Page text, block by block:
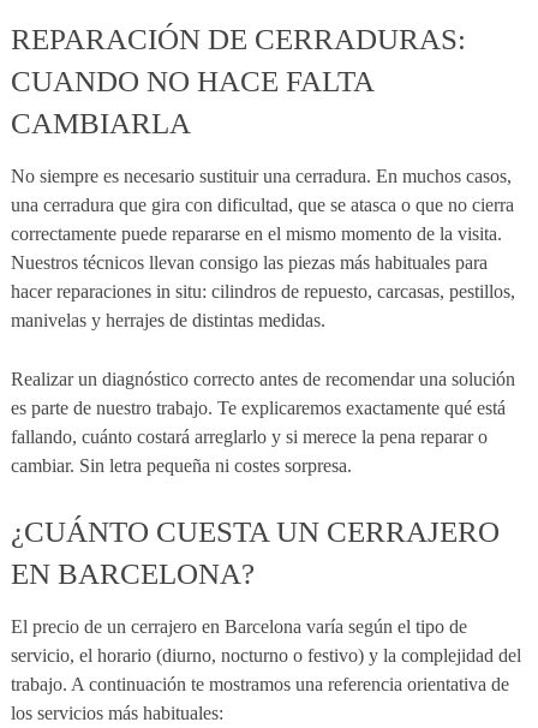
REPARACIÓN DE CERRADURAS:
CUANDO NO HACE FALTA
CAMBIARLA
No siempre es necesario sustituir una cerradura. En muchos casos,
una cerradura que gira con dificultad, que se atasca o que no cierra
correctamente puede repararse en el mismo momento de la visita.
Nuestros técnicos llevan consigo las piezas más habituales para
hacer reparaciones in situ: cilindros de repuesto, carcasas, pestillos,
manivelas y herrajes de distintas medidas.
Realizar un diagnóstico correcto antes de recomendar una solución
es parte de nuestro trabajo. Te explicaremos exactamente qué está
fallando, cuánto costará arreglarlo y si merece la pena reparar o
cambiar. Sin letra pequeña ni costes sorpresa.
¿CUÁNTO CUESTA UN CERRAJERO
EN BARCELONA?
El precio de un cerrajero en Barcelona varía según el tipo de
servicio, el horario (diurno, nocturno o festivo) y la complejidad del
trabajo. A continuación te mostramos una referencia orientativa de
los servicios más habituales: